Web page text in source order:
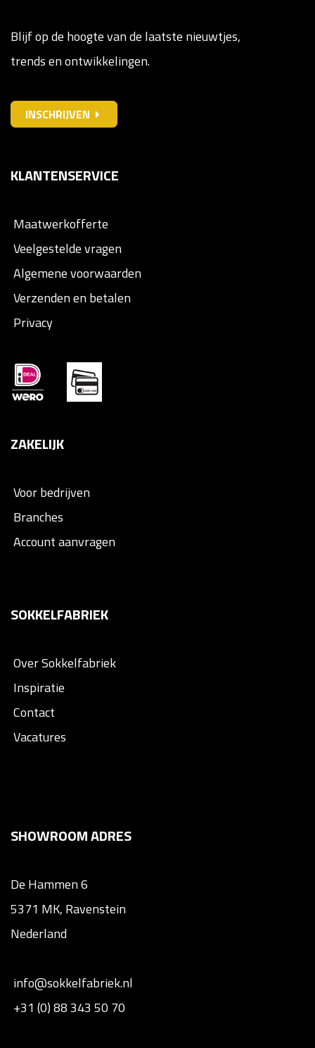
Blijf op de hoogte van de laatste nieuwtjes,
trends en ontwikkelingen.
INSCHRIJVEN
KLANTENSERVICE
Maatwerkofferte
Veelgestelde vragen
Algemene voorwaarden
Verzenden en betalen
Privacy
ZAKELIJK
Voor bedrijven
Branches
Account aanvragen
SOKKELFABRIEK
Over Sokkelfabriek
Inspiratie
Contact
Vacatures
SHOWROOM ADRES
De Hammen 6
5371 MK, Ravenstein
Nederland
info@sokkelfabriek.nl
+31 (0) 88 343 50 70